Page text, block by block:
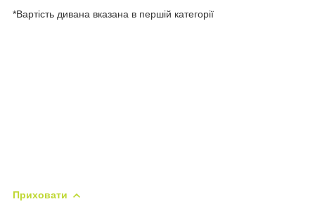
*Вартість дивана вказана в першій категорії
Приховати